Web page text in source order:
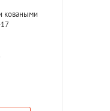
коваными